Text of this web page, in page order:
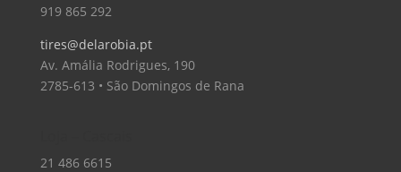
919 865 292
tires@delarobia.pt
Av. Amália Rodrigues, 190
2785-613 • São Domingos de Rana
21 486 6615